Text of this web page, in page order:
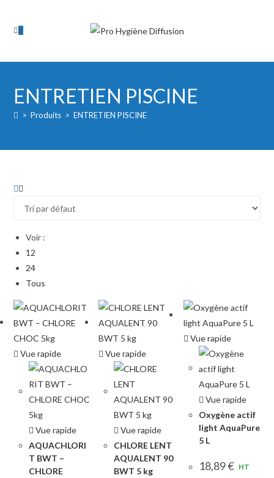
content
2
ENTRETIEN PISCINE
> Produits > ENTRETIEN PISCINE
Voir :
12
24
Tous
Vue rapide
Vue rapide
AQUACHLORI
T BWT –
CHLORE
Vue rapide
Vue rapide
CHLORE LENT
AQUALENT 90
BWT 5 kg
Vue rapide
Vue rapide
Oxygène actif
light AquaPure
5 L
18,89€ HT